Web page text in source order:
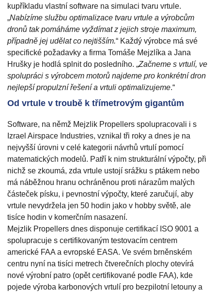
kupříkladu vlastní software na simulaci tvaru vrtule.
„Nabízíme službu optimalizace tvaru vrtule a výrobcům
dronů tak pomáháme vyždímat z jejich stroje maximum,
případně jej udělat co nejtišším.“ Každý výrobce má své
specifické požadavky a firma Tomáše Mejzlíka a Jana
Hrušky je hodlá splnit do posledního. „Začneme s vrtulí, ve
spolupráci s výrobcem motorů najdeme pro konkrétní dron
nejlepší propulzní řešení a vrtuli optimalizujeme.“
Od vrtule v troubě k třímetrovým gigantům
Software, na němž Mejzlik Propellers spolupracovali i s
Izrael Airspace Industries, vznikal tři roky a dnes je na
nejvyšší úrovni v celé kategorii návrhů vrtulí pomocí
matematických modelů. Patří k nim strukturální výpočty, při
nichž se zkoumá, zda vrtule ustojí srážku s ptákem nebo
má náběžnou hranu ochráněnou proti nárazům malých
částeček písku, i pevnostní výpočty, které zaručují, aby
vrtule nevydržela jen 50 hodin jako v hobby světě, ale
tisíce hodin v komerčním nasazení.
Mejzlik Propellers dnes disponuje certifikací ISO 9001 a
spolupracuje s certifikovaným testovacím centrem
americké FAA a evropské EASA. Ve svém brněnském
centru nyní na tisíci metrech čtverečních plochy otevírá
nové výrobní patro (opět certifikované podle FAA), kde
pojede výroba karbonových vrtulí pro bezpilotní letouny a